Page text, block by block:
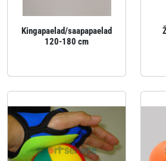
Kingapaelad/saapapaelad
120-180 cm